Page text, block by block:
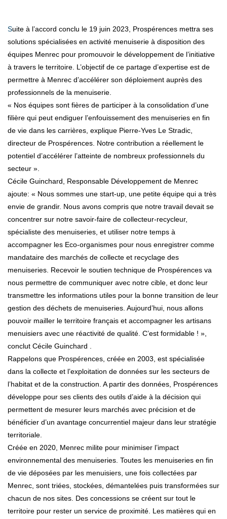
Suite à l’accord conclu le 19 juin 2023, Prospérences mettra ses
solutions spécialisées en activité menuiserie à disposition des
équipes Menrec pour promouvoir le développement de l’initiative
à travers le territoire. L’objectif de ce partage d’expertise est de
permettre à Menrec d’accélérer son déploiement auprès des
professionnels de la menuiserie.
« Nos équipes sont fières de participer à la consolidation d’une
filière qui peut endiguer l’enfouissement des menuiseries en fin
de vie dans les carrières, explique Pierre-Yves Le Stradic,
directeur de Prospérences. Notre contribution a réellement le
potentiel d’accélérer l’atteinte de nombreux professionnels du
secteur ».
Cécile Guinchard, Responsable Développement de Menrec
ajoute: « Nous sommes une start-up, une petite équipe qui a très
envie de grandir. Nous avons compris que notre travail devait se
concentrer sur notre savoir-faire de collecteur-recycleur,
spécialiste des menuiseries, et utiliser notre temps à
accompagner les Eco-organismes pour nous enregistrer comme
mandataire des marchés de collecte et recyclage des
menuiseries. Recevoir le soutien technique de Prospérences va
nous permettre de communiquer avec notre cible, et donc leur
transmettre les informations utiles pour la bonne transition de leur
gestion des déchets de menuiseries. Aujourd’hui, nous allons
pouvoir mailler le territoire français et accompagner les artisans
menuisiers avec une réactivité de qualité. C’est formidable ! »,
conclut Cécile Guinchard .
Rappelons que Prospérences, créée en 2003, est spécialisée
dans la collecte et l’exploitation de données sur les secteurs de
l’habitat et de la construction. A partir des données, Prospérences
développe pour ses clients des outils d’aide à la décision qui
permettent de mesurer leurs marchés avec précision et de
bénéficier d’un avantage concurrentiel majeur dans leur stratégie
territoriale.
Créée en 2020, Menrec milite pour minimiser l’impact
environnemental des menuiseries. Toutes les menuiseries en fin
de vie déposées par les menuisiers, une fois collectées par
Menrec, sont triées, stockées, démantelées puis transformées sur
chacun de nos sites. Des concessions se créent sur tout le
territoire pour rester un service de proximité. Les matières qui en